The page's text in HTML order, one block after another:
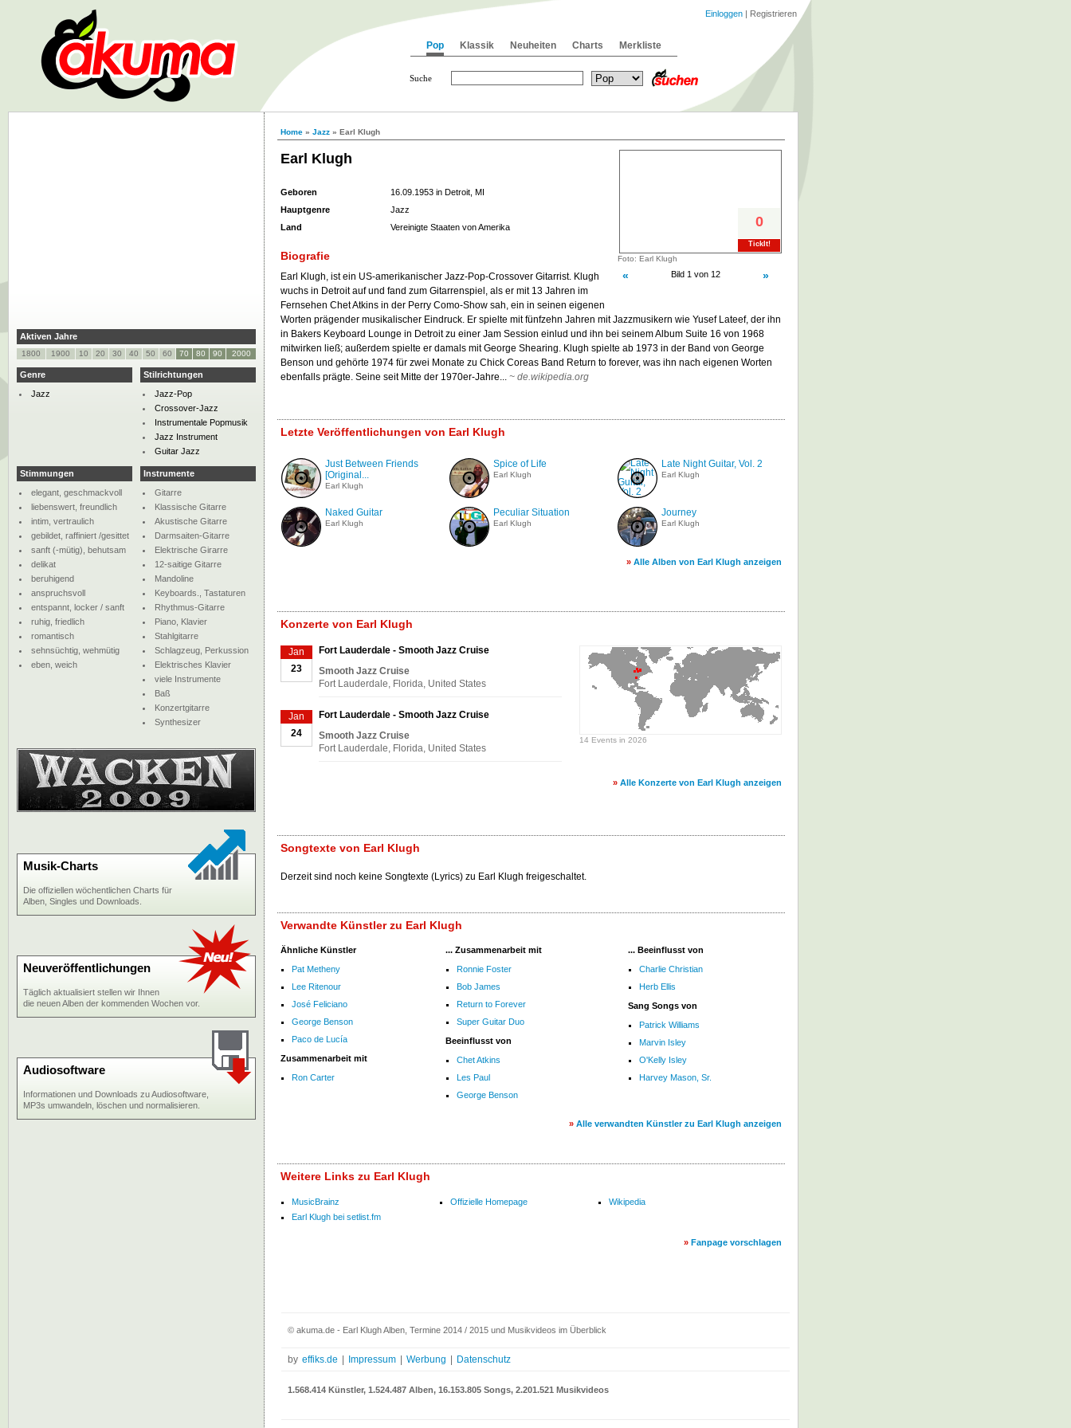
Home » Jazz » Earl Klugh
Earl Klugh
0
TickIt!
Foto: Earl Klugh
« Bild 1 von 12 »
Geboren
16.09.1953 in Detroit, MI
Hauptgenre
Jazz
Land
Vereinigte Staaten von Amerika
Biografie
Earl Klugh, ist ein US-amerikanischer Jazz-Pop-Crossover Gitarrist. Klugh
wuchs in Detroit auf und fand zum Gitarrenspiel, als er mit 13 Jahren im
Fernsehen Chet Atkins in der Perry Como-Show sah, ein in seinen eigenen
Worten prägender musikalischer Eindruck. Er spielte mit fünfzehn Jahren mit Jazzmusikern wie Yusef Lateef, der ihn
in Bakers Keyboard Lounge in Detroit zu einer Jam Session einlud und ihn bei seinem Album Suite 16 von 1968
mitwirken ließ; außerdem spielte er damals mit George Shearing. Klugh spielte ab 1973 in der Band von George
Benson und gehörte 1974 für zwei Monate zu Chick Coreas Band Return to forever, was ihn nach eigenen Worten
ebenfalls prägte. Seine seit Mitte der 1970er-Jahre... ~ de.wikipedia.org
Letzte Veröffentlichungen von Earl Klugh
Just Between Friends
[Original...
Earl Klugh
Spice of Life
Earl Klugh
Late Night Guitar, Vol. 2
Earl Klugh
Naked Guitar
Earl Klugh
Peculiar Situation
Earl Klugh
Journey
Earl Klugh
» Alle Alben von Earl Klugh anzeigen
Konzerte von Earl Klugh
14 Events in 2026
Jan
23
Fort Lauderdale - Smooth Jazz Cruise
Smooth Jazz Cruise
Fort Lauderdale, Florida, United States
Jan
24
Fort Lauderdale - Smooth Jazz Cruise
Smooth Jazz Cruise
Fort Lauderdale, Florida, United States
» Alle Konzerte von Earl Klugh anzeigen
Songtexte von Earl Klugh
Derzeit sind noch keine Songtexte (Lyrics) zu Earl Klugh freigeschaltet.
Verwandte Künstler zu Earl Klugh
Ähnliche Künstler
Pat Metheny
Lee Ritenour
José Feliciano
George Benson
Paco de Lucía
Zusammenarbeit mit
Ron Carter
... Zusammenarbeit mit
Ronnie Foster
Bob James
Return to Forever
Super Guitar Duo
Beeinflusst von
Chet Atkins
Les Paul
George Benson
... Beeinflusst von
Charlie Christian
Herb Ellis
Sang Songs von
Patrick Williams
Marvin Isley
O'Kelly Isley
Harvey Mason, Sr.
» Alle verwandten Künstler zu Earl Klugh anzeigen
Weitere Links zu Earl Klugh
MusicBrainz Offizielle Homepage
Wikipedia
Earl Klugh bei setlist.fm
» Fanpage vorschlagen
Aktiven Jahre
1800 1900 10 20 30 40 50 60 70 80 90 2000
Genre
Jazz
Stilrichtungen
Jazz-Pop
Crossover-Jazz
Instrumentale Popmusik
Jazz Instrument
Guitar Jazz
Stimmungen
elegant, geschmackvoll
liebenswert, freundlich
intim, vertraulich
gebildet, raffiniert /gesittet
sanft (-mütig), behutsam
delikat
beruhigend
anspruchsvoll
entspannt, locker / sanft
ruhig, friedlich
romantisch
sehnsüchtig, wehmütig
eben, weich
Instrumente
Gitarre
Klassische Gitarre
Akustische Gitarre
Darmsaiten-Gitarre
Elektrische Girarre
12-saitige Gitarre
Mandoline
Keyboards., Tastaturen
Rhythmus-Gitarre
Piano, Klavier
Stahlgitarre
Schlagzeug, Perkussion
Elektrisches Klavier
viele Instrumente
Baß
Konzertgitarre
Synthesizer
Musik-Charts
Die offiziellen wöchentlichen Charts für
Alben, Singles und Downloads.
Neuveröffentlichungen
Täglich aktualisiert stellen wir Ihnen
die neuen Alben der kommenden Wochen vor.
Audiosoftware
Informationen und Downloads zu Audiosoftware,
MP3s umwandeln, löschen und normalisieren.
© akuma.de - Earl Klugh Alben, Termine 2014 / 2015 und Musikvideos im Überblick
by effiks.de Impressum Werbung Datenschutz
1.568.414 Künstler, 1.524.487 Alben, 16.153.805 Songs, 2.201.521 Musikvideos
Pop Klassik Neuheiten Charts Merkliste
Einloggen | Registrieren
Suche